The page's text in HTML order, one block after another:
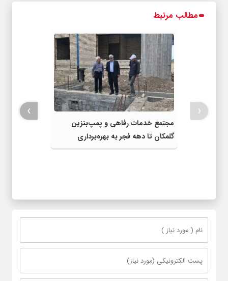
مطالب مرتبط
مجتمع خدمات رفاهی و پمپ‌بنزین
گلمکان تا دهه فجر به بهره‌برداری
می‌رسد
‹
›